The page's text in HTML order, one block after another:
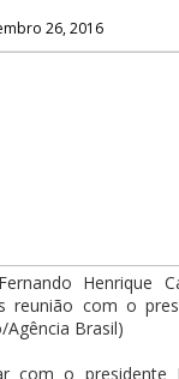
26, 2016
Henrique
reunião com o
Agência Brasil)
com o presidente